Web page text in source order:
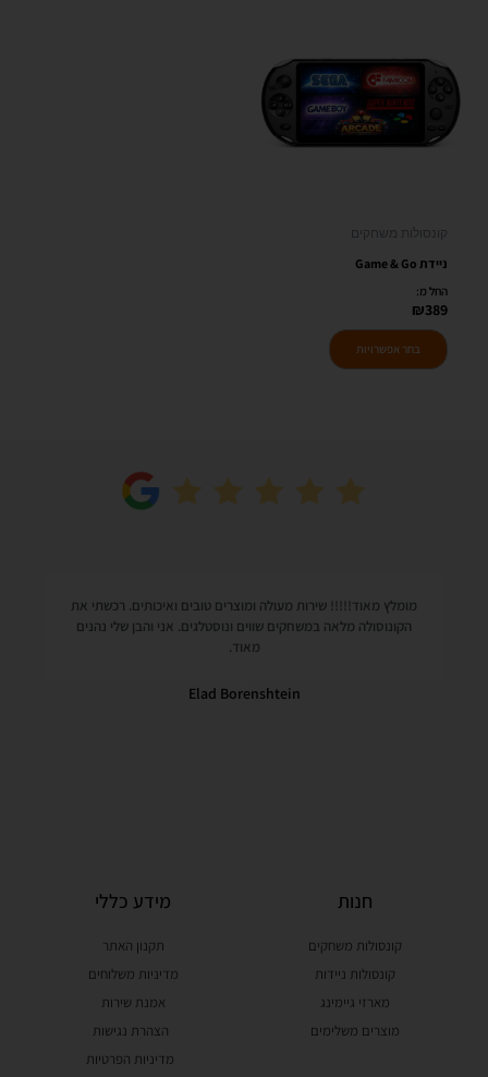
קונסולות משחקים
ניידת Game & Go
החל מ:
₪389
בחר אפשרויות
יש
מספר
סוגים.
ניתן
מומלץ מאוד!!!!! שירות מעולה ומוצרים טובים ואיכותים. רכשתי את
הקונוסולה מלאה במשחקים שווים ונוסטלגים. אני והבן שלי נהנים
מאוד.
Elad Borenshtein
חנות
קונסולות משחקים
קונסולות ניידות
מארזי גיימינג
מוצרים משלימים
מידע כללי
תקנון האתר
מדיניות משלוחים
אמנת שירות
הצהרת נגישות
מדיניות הפרטיות